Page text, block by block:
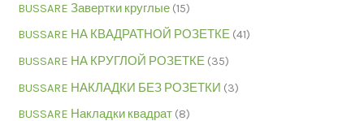
BUSSARE Завертки круглые (15)
BUSSARE НА КВАДРАТНОЙ РОЗЕТКЕ (41)
BUSSARE НА КРУГЛОЙ РОЗЕТКЕ (35)
BUSSARE НАКЛАДКИ БЕЗ РОЗЕТКИ (3)
BUSSARE Накладки квадрат (8)